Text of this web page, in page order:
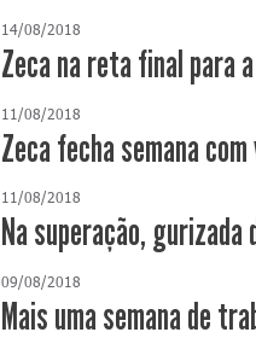
14/08/2018
Zeca na reta final para
11/08/2018
Zeca fecha semana
11/08/2018
Na superação, gurizada
09/08/2018
Mais uma semana de